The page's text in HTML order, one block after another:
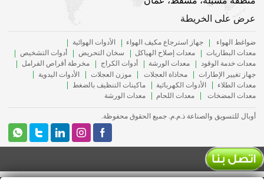
عرض على الخريطة
ضواغط الهواء جهاز استرجاع مكيف الهواء
الأدوات الهوائية
معدات البطاريات
معدات إصلاح الهياكل سخان التحريض
أدوات التشخيص
معدات خدمة الوقود
معدات الورشة أدوات الكراج
مخرطة أقراص الفرامل
جهاز تغيير الإطارات
محاذاة العجلات موزن العجلات
الأدوات اليدوية
معدات الطلاء
الأدوات الكهربائية
ماكينات التنظيف بالضغط
معدات المضخات
معدات اللحام معدات الورشة
أوبال للتسويق والصناعة ذ.م.م. جميع الحقوق محفوظة.